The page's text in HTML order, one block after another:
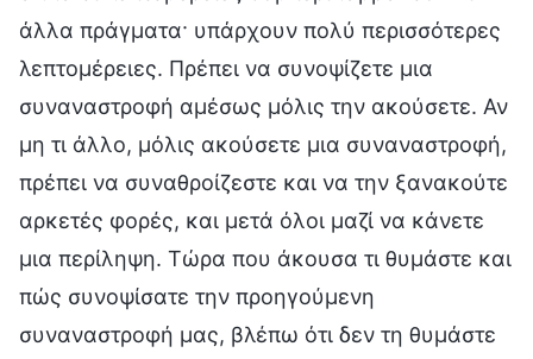
άλλα πράγματα· υπάρχουν πολύ περισσότερες
λεπτομέρειες. Πρέπει να συνοψίζετε μια
συναναστροφή αμέσως μόλις την ακούσετε. Αν
μη τι άλλο, μόλις ακούσετε μια συναναστροφή,
πρέπει να συναθροίζεστε και να την ξανακούτε
αρκετές φορές, και μετά όλοι μαζί να κάνετε
μια περίληψη. Τώρα που άκουσα τι θυμάστε και
πώς συνοψίσατε την προηγούμενη
συναναστροφή μας, βλέπω ότι δεν τη θυμάστε